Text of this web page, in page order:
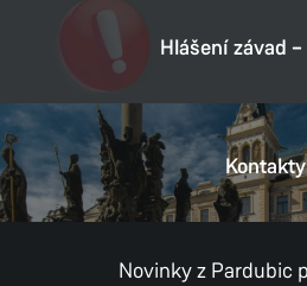
Hlášení závad
Kontakty
Novinky z Pardubic